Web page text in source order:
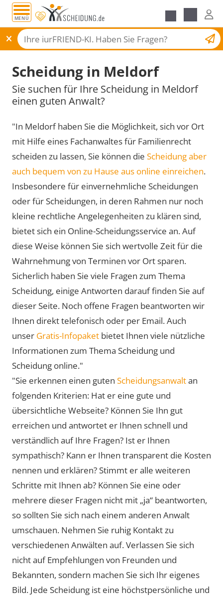
MENÜ
Scheidungsantrag
Scheidung in Meldorf
Sie suchen für Ihre Scheidung in Meldorf
einen guten Anwalt?
"In Meldorf haben Sie die Möglichkeit, sich vor Ort
mit Hilfe eines Fachanwaltes für Familienrecht
scheiden zu lassen, Sie können die Scheidung aber
auch bequem von zu Hause aus online einreichen.
Insbesondere für einvernehmliche Scheidungen
oder für Scheidungen, in deren Rahmen nur noch
kleine rechtliche Angelegenheiten zu klären sind,
bietet sich ein Online-Scheidungsservice an. Auf
diese Weise können Sie sich wertvolle Zeit für die
Wahrnehmung von Terminen vor Ort sparen.
Sicherlich haben Sie viele Fragen zum Thema
Scheidung, einige Antworten darauf finden Sie auf
dieser Seite. Noch offene Fragen beantworten wir
Ihnen direkt telefonisch oder per Email. Auch
unser Gratis-Infopaket bietet Ihnen viele nützliche
Informationen zum Thema Scheidung und
Scheidung online."
"Sie erkennen einen guten Scheidungsanwaltan
folgenden Kriterien: Hat er eine gute und
übersichtliche Webseite? Können Sie Ihn gut
erreichen und antwortet er Ihnen schnell und
verständlich auf Ihre Fragen? Ist er Ihnen
sympathisch? Kann er Ihnen transparent die Kosten
nennen und erklären? Stimmt er alle weiteren
Schritte mit Ihnen ab? Können Sie eine oder
mehrere dieser Fragen nicht mit „ja“ beantworten,
so sollten Sie sich nach einem anderen Anwalt
umschauen. Nehmen Sie ruhig Kontakt zu
verschiedenen Anwälten auf. Verlassen Sie sich
nicht auf Empfehlungen von Freunden und
Bekannten, sondern machen Sie sich Ihr eigenes
Bild. Jede Scheidung ist eine höchstpersönliche und